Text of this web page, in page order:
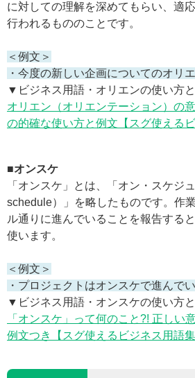
に対しての理解を深めてもらい、適
行われるもののことです。
＜例文＞
・今度の新しい企画についてのオリ
▼ビジネス用語・オリエンの使い方
オリエン（オリエンテーション）の
の的確な使い方と例文【スグ使える
■オンスケ
「オンスケ」とは、「オン・スケジ
schedule）」を略したものです。作
ル通りに進んでいることを報告する
使います。
＜例文＞
・プロジェクトはオンスケで進んでい
▼ビジネス用語・オンスケの使い方
「オンスケ」って何のこと?! 正しい
例文つき【スグ使えるビジネス用語集